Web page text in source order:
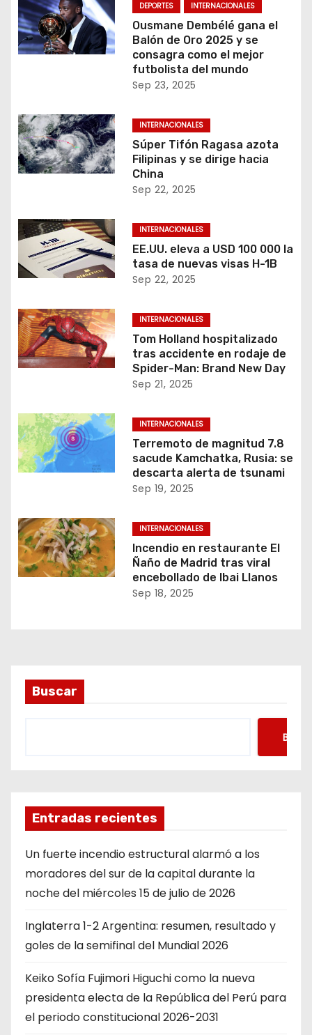
DEPORTES INTERNACIONALES
Ousmane Dembélé gana el
Balón de Oro 2025 y se
consagra como el mejor
futbolista del mundo
Sep 23, 2025
INTERNACIONALES
Súper Tifón Ragasa azota
Filipinas y se dirige hacia
China
Sep 22, 2025
INTERNACIONALES
EE.UU. eleva a USD 100 000 la
tasa de nuevas visas H-1B
Sep 22, 2025
INTERNACIONALES
Tom Holland hospitalizado
tras accidente en rodaje de
Spider-Man: Brand New Day
Sep 21, 2025
INTERNACIONALES
Terremoto de magnitud 7.8
sacude Kamchatka, Rusia: se
descarta alerta de tsunami
Sep 19, 2025
INTERNACIONALES
Incendio en restaurante El
Ñaño de Madrid tras viral
encebollado de Ibai Llanos
Sep 18, 2025
Buscar
Entradas recientes
Un fuerte incendio estructural alarmó a los
moradores del sur de la capital durante la
noche del miércoles 15 de julio de 2026
Inglaterra 1-2 Argentina: resumen, resultado y
goles de la semifinal del Mundial 2026
Keiko Sofía Fujimori Higuchi como la nueva
presidenta electa de la República del Perú para
el periodo constitucional 2026-2031